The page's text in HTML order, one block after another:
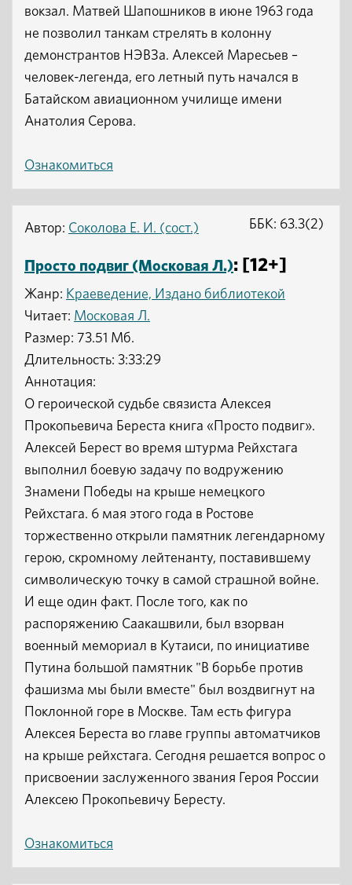
вокзал. Матвей Шапошников в июне 1963 года
не позволил танкам стрелять в колонну
демонстрантов НЭВЗа. Алексей Маресьев –
человек-легенда, его летный путь начался в
Батайском авиационном училище имени
Анатолия Серова.
Ознакомиться
Автор: Соколова Е. И. (сост.)
Просто подвиг (Московая Л.): [12+]
Жанр: Краеведение, Издано библиотекой
Читает: Московая Л.
ББК: 63.3(2)
Размер: 73.51 Мб.
Длительность: 3:33:29
Аннотация:
О героической судьбе связиста Алексея
Прокопьевича Береста книга «Просто подвиг».
Алексей Берест во время штурма Рейхстага
выполнил боевую задачу по водружению
Знамени Победы на крыше немецкого
Рейхстага. 6 мая этого года в Ростове
торжественно открыли памятник легендарному
герою, скромному лейтенанту, поставившему
символическую точку в самой страшной войне.
И еще один факт. После того, как по
распоряжению Саакашвили, был взорван
военный мемориал в Кутаиси, по инициативе
Путина большой памятник "В борьбе против
фашизма мы были вместе" был воздвигнут на
Поклонной горе в Москве. Там есть фигура
Алексея Береста во главе группы автоматчиков
на крыше рейхстага. Сегодня решается вопрос о
присвоении заслуженного звания Героя России
Алексею Прокопьевичу Бересту.
Ознакомиться